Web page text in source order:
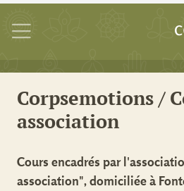
Corpsemotions /
association
Cours encadrés par
association", domiciliée à